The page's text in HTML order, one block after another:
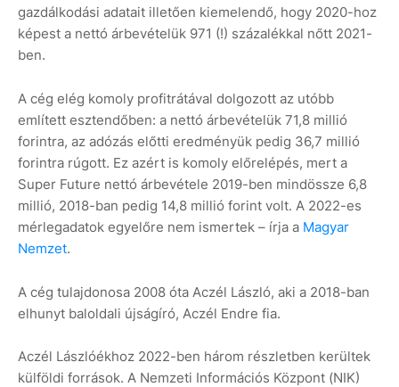
gazdálkodási adatait illetően kiemelendő, hogy 2020-hoz
képest a nettó árbevételük 971 (!) százalékkal nőtt 2021-
ben.
A cég elég komoly profitrátával dolgozott az utóbb
említett esztendőben: a nettó árbevételük 71,8 millió
forintra, az adózás előtti eredményük pedig 36,7 millió
forintra rúgott. Ez azért is komoly előrelépés, mert a
Super Future nettó árbevétele 2019-ben mindössze 6,8
millió, 2018-ban pedig 14,8 millió forint volt. A 2022-es
mérlegadatok egyelőre nem ismertek – írja a Magyar
Nemzet.
A cég tulajdonosa 2008 óta Aczél László, aki a 2018-ban
elhunyt baloldali újságíró, Aczél Endre fia.
Aczél Lászlóékhoz 2022-ben három részletben kerültek
külföldi források. A Nemzeti Információs Központ (NIK)